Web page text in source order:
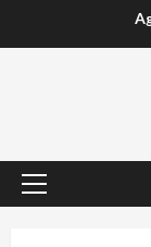
Primary